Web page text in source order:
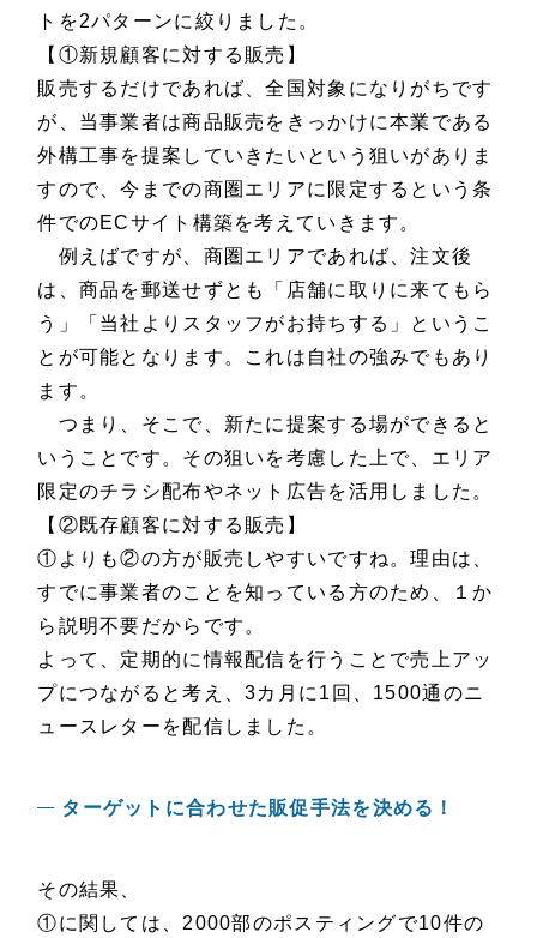
トを2パターンに絞りました。
【①新規顧客に対する販売】
販売するだけであれば、全国対象になりがちです
が、当事業者は商品販売をきっかけに本業である
外構工事を提案していきたいという狙いがありま
すので、今までの商圏エリアに限定するという条
件でのECサイト構築を考えていきます。
例えばですが、商圏エリアであれば、注文後
は、商品を郵送せずとも「店舗に取りに来てもら
う」「当社よりスタッフがお持ちする」というこ
とが可能となります。これは自社の強みでもあり
ます。
つまり、そこで、新たに提案する場ができると
いうことです。その狙いを考慮した上で、エリア
限定のチラシ配布やネット広告を活用しました。
【②既存顧客に対する販売】
①よりも②の方が販売しやすいですね。理由は、
すでに事業者のことを知っている方のため、１か
ら説明不要だからです。
よって、定期的に情報配信を行うことで売上アッ
プにつながると考え、3カ月に1回、1500通のニ
ュースレターを配信しました。
ターゲットに合わせた販促手法を決める！
その結果、
①に関しては、2000部のポスティングで10件の